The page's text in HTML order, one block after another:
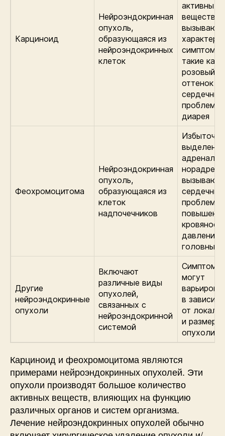
Карциноид
Нейроэндокринная
опухоль,
образующаяся из
нейроэндокринных
клеток
активных
веществ,
симптомы,
такие как
розовый
оттенок
сердечные
проблемы,
диарея
Феохромоцитома
Нейроэндокринная
опухоль,
образующаяся из
клеток
надпочечников
выделение
сердечные
проблемы,
кровяное
давление,
головные
Другие
нейроэндокринные
опухоли
Включают
различные виды
опухолей,
связанных с
нейроэндокринной
системой
Симптомы
могут
в
от
и размера
опухоли
Карциноид и феохромоцитома являются
примерами нейроэндокринных опухолей. Эти
опухоли производят большое количество
активных веществ, влияющих на функцию
различных органов и систем организма.
Лечение нейроэндокринных опухолей обычно